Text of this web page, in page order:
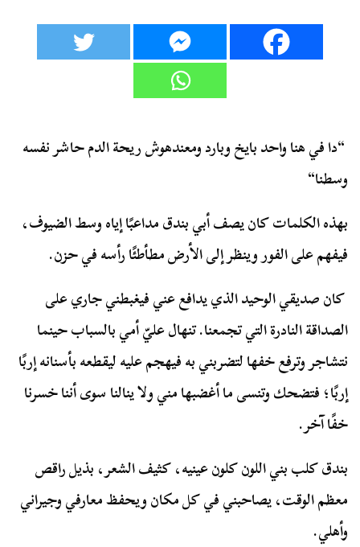
“دا في هنا واحد بايخ وبارد ومعندهوش ريحة الدم حاشر نفسه
وسطنا“
بهذه الكلمات كان يصف أبي بندق مداعبًا إياه وسط الضيوف،
فيفهم على الفور وينظر إلى الأرض مطأطئًا رأسه في حزن.
كان صديقي الوحيد الذي يدافع عني فيغبطني جاري على
الصداقة النادرة التي تجمعنا. تنهال عليّ أمي بالسباب حينما
نتشاجر وترفع خفها لتضربني به فيهجم عليه ليقطعه بأسنانه إربًا
إربًا؛ فتضحك وتنسى ما أغضبها مني ولا ينالنا سوى أننا خسرنا
خفًا آخر.
بندق كلب بني اللون كلون عينيه، كثيف الشعر، بذيل راقص
معظم الوقت، يصاحبني في كل مكان ويحفظ معارفي وجيراني
وأهلي.